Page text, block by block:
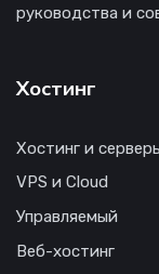
руководства и
Хостинг
Хостинг и
VPS и Cloud
Управляемый
Веб-хостинг